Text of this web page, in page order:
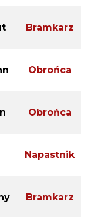
Bramkarz
Obrońca
Obrońca
Napastnik
Bramkarz